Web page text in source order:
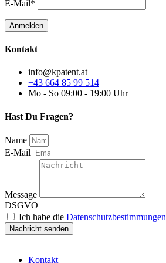
E-Mail*
Kontakt
info@kpatent.at
+43 664 85 99 514
Mo - So 09:00 - 19:00 Uhr
Hast Du Fragen?
Name
E-Mail
Message
DSGVO
Ich habe die Datenschutzbestimmungen
Nachricht senden
Kontakt